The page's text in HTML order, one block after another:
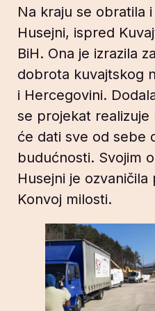
Na kraju se obratila
Husejni, ispred
BiH. Ona je izrazila
dobrota kuvajtskog
i Hercegovini.
se projekat
će dati sve od sebe
budućnosti. Svojim
Husejni je
Konvoj milosti.